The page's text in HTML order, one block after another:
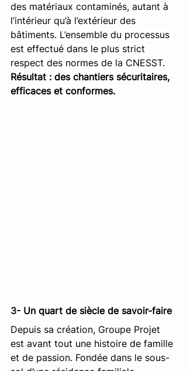
des matériaux contaminés, autant à
l’intérieur qu’à l’extérieur des
bâtiments. L’ensemble du processus
est effectué dans le plus strict
respect des normes de la CNESST.
Résultat : des chantiers sécuritaires,
efficaces et conformes.
3- Un quart de siècle de savoir-faire
Depuis sa création, Groupe Projet
est avant tout une histoire de famille
et de passion. Fondée dans le sous-